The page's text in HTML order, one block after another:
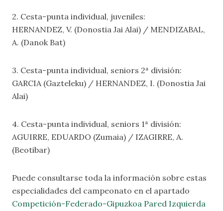
2. Cesta-punta individual, juveniles:
HERNANDEZ, V. (Donostia Jai Alai) / MENDIZABAL,
A. (Danok Bat)
3. Cesta-punta individual, seniors 2ª división:
GARCIA (Gazteleku) / HERNANDEZ, I. (Donostia Jai
Alai)
4. Cesta-punta individual, seniors 1ª división:
AGUIRRE, EDUARDO (Zumaia) / IZAGIRRE, A.
(Beotibar)
Puede consultarse toda la información sobre estas
especialidades del campeonato en el apartado
Competición-Federado-Gipuzkoa Pared Izquierda